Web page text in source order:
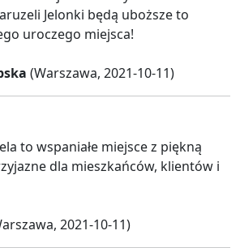
Jelonki będą uboższe to
uroczego miejsca!
(Warszawa, 2021-10-11)
to wspaniałe miejsce z piękną
dla mieszkańców, klientów i
2021-10-11)